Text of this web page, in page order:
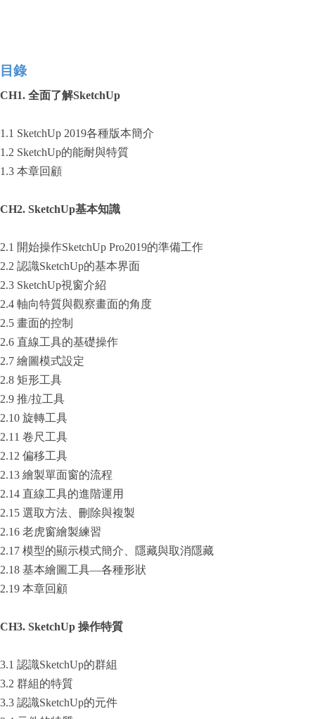
目錄
CH1. 全面了解SketchUp
1.1 SketchUp 2019各種版本簡介
1.2 SketchUp的能耐與特質
1.3 本章回顧
CH2. SketchUp基本知識
2.1 開始操作SketchUp Pro2019的準備工作
2.2 認識SketchUp的基本界面
2.3 SketchUp視窗介紹
2.4 軸向特質與觀察畫面的角度
2.5 畫面的控制
2.6 直線工具的基礎操作
2.7 繪圖模式設定
2.8 矩形工具
2.9 推/拉工具
2.10 旋轉工具
2.11 卷尺工具
2.12 偏移工具
2.13 繪製單面窗的流程
2.14 直線工具的進階運用
2.15 選取方法、刪除與複製
2.16 老虎窗繪製練習
2.17 模型的顯示模式簡介、隱藏與取消隱藏
2.18 基本繪圖工具—各種形狀
2.19 本章回顧
CH3. SketchUp 操作特質
3.1 認識SketchUp的群組
3.2 群組的特質
3.3 認識SketchUp的元件